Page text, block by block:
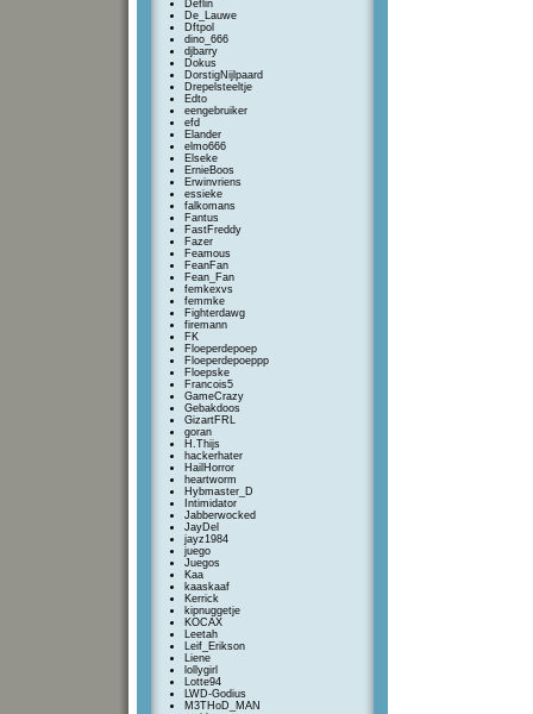
Deflin
De_Lauwe
Dftpol
dino_666
djbarry
Dokus
DorstigNijlpaard
Drepelsteeltje
Edto
eengebruiker
efd
Elander
elmo666
Elseke
ErnieBoos
Erwinvriens
essieke
falkomans
Fantus
FastFreddy
Fazer
Feamous
FeanFan
Fean_Fan
femkexvs
femmke
Fighterdawg
firemann
FK
Floeperdepoep
Floeperdepoeppp
Floepske
Francois5
GameCrazy
Gebakdoos
GizartFRL
goran
H.Thijs
hackerhater
HailHorror
heartworm
Hybmaster_D
Intimidator
Jabberwocked
JayDel
jayz1984
juego
Juegos
Kaa
kaaskaaf
Kerrick
kipnuggetje
KOCAX
Leetah
Leif_Erikson
Liene
lollygirl
Lotte94
LWD-Godius
M3THoD_MAN